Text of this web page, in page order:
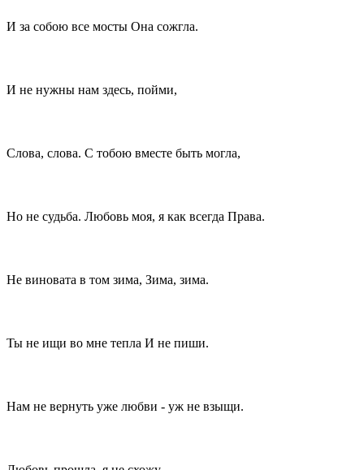
И за собою все мосты Она сожгла.
И не нужны нам здесь, пойми,
Слова, слова. С тобою вместе быть могла,
Но не судьба. Любовь моя, я как всегда Права.
Не виновата в том зима, Зима, зима.
Ты не ищи во мне тепла И не пиши.
Нам не вернуть уже любви - уж не взыщи.